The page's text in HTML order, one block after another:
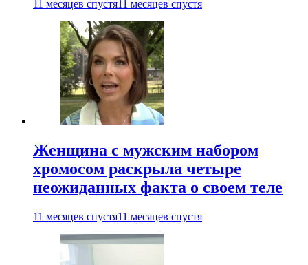
11 месяцев спустя11 месяцев спустя
Женщина с мужским набором
хромосом раскрыла четыре
неожиданных факта о своем теле
11 месяцев спустя11 месяцев спустя